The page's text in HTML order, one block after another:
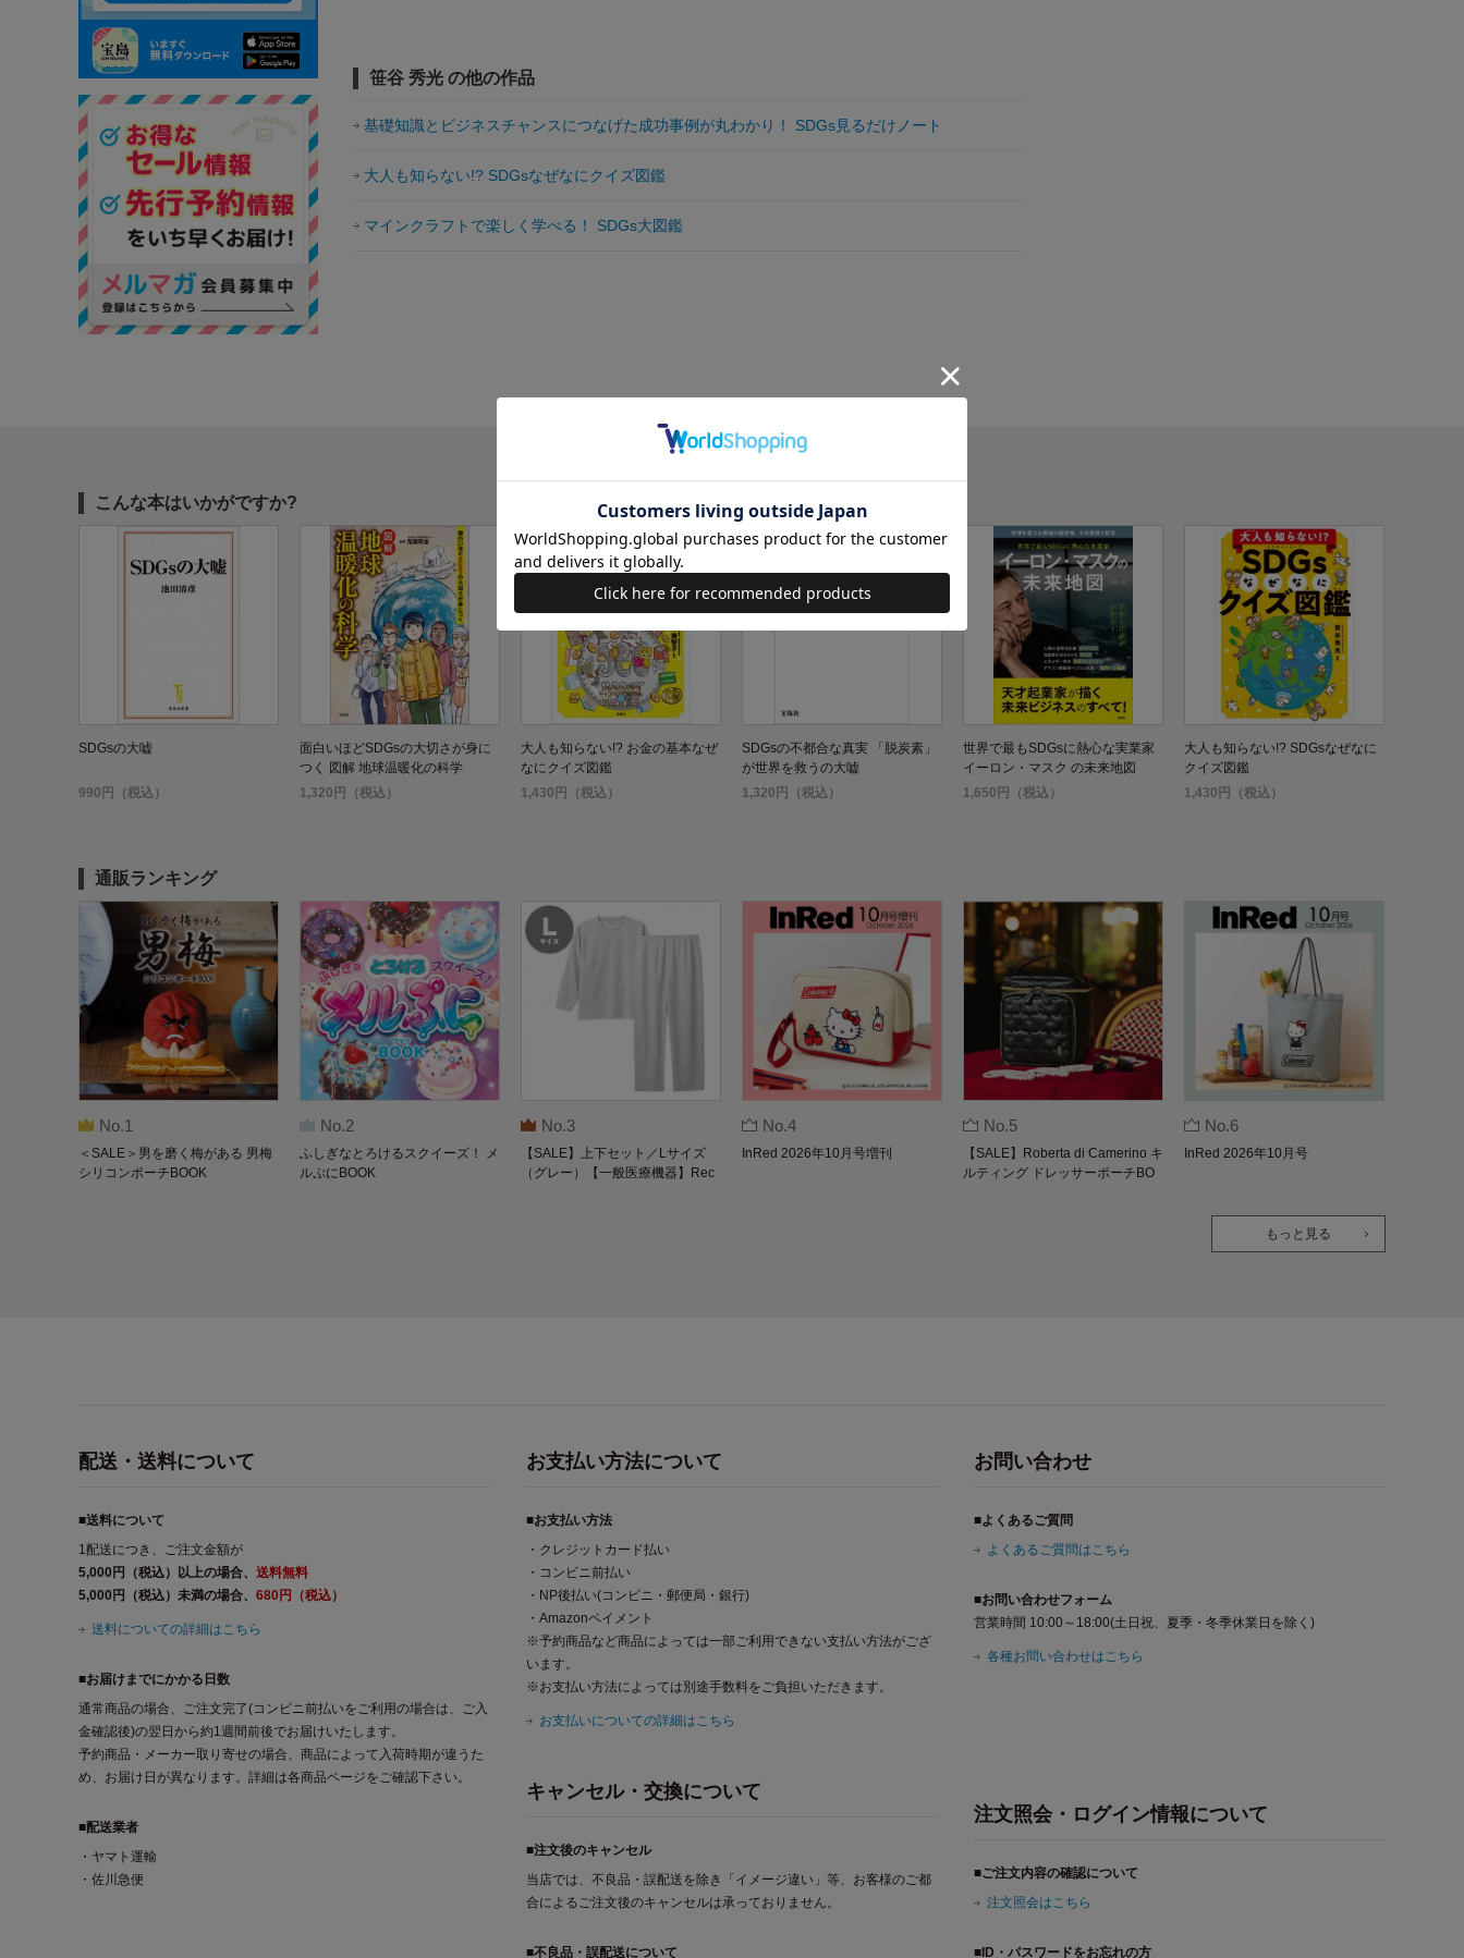
笹谷 秀光 の他の作品
基礎知識とビジネスチャンスにつなげた成功事例が丸わかり！ SDGs見るだけノート
大人も知らない!? SDGsなぜなにクイズ図鑑
マインクラフトで楽しく学べる！ SDGs大図鑑
こんな本はいかがですか?
SDGsの大嘘
990円（税込）
面白いほどSDGsの大切さが身に
つく 図解 地球温暖化の科学
1,320円（税込）
大人も知らない!? お金の基本なぜ
なにクイズ図鑑
1,430円（税込）
SDGsの不都合な真実 「脱炭素」
が世界を救うの大嘘
1,320円（税込）
世界で最もSDGsに熱心な実業家
イーロン・マスク の未来地図
1,650円（税込）
大人も知らない!? SDGsなぜなに
クイズ図鑑
1,430円（税込）
通販ランキング
No.1
＜SALE＞男を磨く梅がある 男梅
シリコンポーチBOOK
No.2
ふしぎなとろけるスクイーズ！ メ
ルぷにBOOK
No.3
【SALE】上下セット／Lサイズ
（グレー）【一般医療機器】Rec
No.4
InRed 2026年10月号増刊
No.5
【SALE】Roberta di Camerino キ
ルティング ドレッサーポーチBO
No.6
InRed 2026年10月号
もっと見る
配送・送料について
■送料について
1配送につき、ご注文金額が
5,000円（税込）以上の場合、 送料無料
5,000円（税込）未満の場合、 680円（税込）
送料についての詳細はこちら
■お届けまでにかかる日数
通常商品の場合、ご注文完了(コンビニ前払いをご利用の場合は、ご入
金確認後)の翌日から約1週間前後でお届けいたします。
予約商品・メーカー取り寄せの場合、商品によって入荷時期が違うた
め、お届け日が異なります。詳細は各商品ページをご確認下さい。
■配送業者
・ヤマト運輸
・佐川急便
お支払い方法について
■お支払い方法
・クレジットカード払い
・コンビニ前払い
・NP後払い(コンビニ・郵便局・銀行)
・Amazonペイメント
※予約商品など商品によっては一部ご利用できない支払い方法がござ
います。
※お支払い方法によっては別途手数料をご負担いただきます。
お支払いについての詳細はこちら
キャンセル・交換について
■注文後のキャンセル
当店では、不良品・誤配送を除き「イメージ違い」等、お客様のご都
合によるご注文後のキャンセルは承っておりません。
■不良品・誤配送について
お問い合わせ
■よくあるご質問
よくあるご質問はこちら
■お問い合わせフォーム
営業時間 10:00～18:00(土日祝、夏季・冬季休業日を除く)
各種お問い合わせはこちら
注文照会・ログイン情報について
■ご注文内容の確認について
注文照会はこちら
■ID・パスワードをお忘れの方